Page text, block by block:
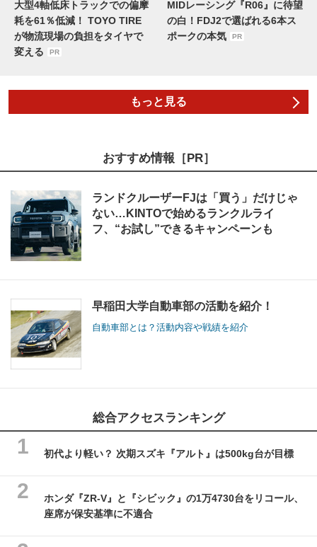
大型4軸低床トラックでの偏摩
耗を61％低減！ TOYO TIRE
が物流現場の負担をタイヤで
変える
PR
MIDレーシング『R06』に待望
の白！FDJ2で選ばれる6本ス
ポークの本気
PR
もっと見る
おすすめ情報［PR］
ランドクルーザーFJは「買う」だけじゃ
ない…KINTOで始めるランクルライ
フ、“お試し”できるキャンペーンも
早稲田大学自動車部の活動を紹介！
自動車部とは？活動内容や戦績を紹介
総合アクセスランキング
初代より軽い？ 次期スズキ『アルト』は500kg台が目標
ホンダ『ZR-V』と『シビック』の1万4730台をリコール、
座席が保安基準に不適合